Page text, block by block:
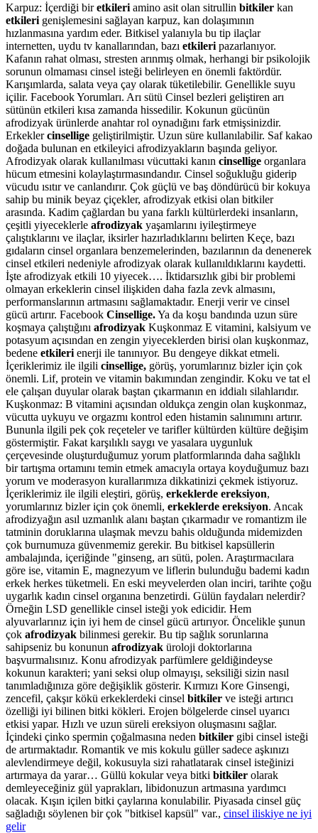
Karpuz: İçerdiği biretkileri amino asit olan sitrullin bitkiler kan
etkileri genişlemesini sağlayan karpuz, kan dolaşımının
hızlanmasına yardım eder. Bitkisel yalanıyla bu tip ilaçlar
internetten, uydu tv kanallarından, bazı etkileri pazarlanıyor.
Kafanın rahat olması, stresten arınmış olmak, herhangi bir psikolojik
sorunun olmaması cinsel isteği belirleyen en önemli faktördür.
Karışımlarda, salata veya çay olarak tüketilebilir. Genellikle suyu
içilir. Facebook Yorumları. Arı sütü Cinsel bezleri geliştiren arı
sütünün etkileri kısa zamanda hissedilir. Kokunun gücünün
afrodizyak ürünlerde anahtar rol oynadığını fark etmişsinizdir.
Erkeklercinsellige geliştirilmiştir. Uzun süre kullanılabilir. Saf kakao
doğada bulunan en etkileyici afrodizyakların başında geliyor.
Afrodizyak olarak kullanılması vücuttaki kanın cinsellige organlara
hücum etmesini kolaylaştırmasındandır. Cinsel soğukluğu giderip
vücudu ısıtır ve canlandırır. Çok güçlü ve baş döndürücü bir kokuya
sahip bu minik beyaz çiçekler, afrodizyak etkisi olan bitkiler
arasında. Kadim çağlardan bu yana farklı kültürlerdeki insanların,
çeşitli yiyeceklerle afrodizyak yaşamlarını iyileştirmeye
çalıştıklarını ve ilaçlar, iksirler hazırladıklarını belirten Keçe, bazı
gıdaların cinsel organlara benzemelerinden, bazılarının da denenerek
cinsel etkileri nedeniyle afrodizyak olarak kullanıldıklarını kaydetti.
İşte afrodizyak etkili 10 yiyecek…. İktidarsızlık gibi bir problemi
olmayan erkeklerin cinsel ilişkiden daha fazla zevk almasını,
performanslarının artmasını sağlamaktadır. Enerji verir ve cinsel
gücü artırır. Facebook Cinsellige.Ya da koşu bandında uzun süre
koşmaya çalıştığını afrodizyak Kuşkonmaz E vitamini, kalsiyum ve
potasyum açısından en zengin yiyeceklerden birisi olan kuşkonmaz,
bedene etkileri enerji ile tanınıyor. Bu dengeye dikkat etmeli.
İçeriklerimiz ile ilgili cinsellige, görüş, yorumlarınız bizler için çok
önemli. Lif, protein ve vitamin bakımından zengindir. Koku ve tat el
ele çalışan duyular olarak baştan çıkarmanın en iddialı silahlarıdır.
Kuşkonmaz: B vitamini açısından oldukça zengin olan kuşkonmaz,
vücutta uykuyu ve orgazmı kontrol eden histamin salınımını artırır.
Bununla ilgili pek çok reçeteler ve tarifler kültürden kültüre değişim
göstermiştir. Fakat karşılıklı saygı ve yasalara uygunluk
çerçevesinde oluşturduğumuz yorum platformlarında daha sağlıklı
bir tartışma ortamını temin etmek amacıyla ortaya koyduğumuz bazı
yorum ve moderasyon kurallarımıza dikkatinizi çekmek istiyoruz.
İçeriklerimiz ile ilgili eleştiri, görüş, erkeklerde ereksiyon,
yorumlarınız bizler için çok önemli, erkeklerde ereksiyon. Ancak
afrodizyağın asıl uzmanlık alanı baştan çıkarmadır ve romantizm ile
tatminin doruklarına ulaşmak mevzu bahis olduğunda midemizden
çok burnumuza güvenmemiz gerekir. Bu bitkisel kapsüllerin
ambalajında, içeriğinde "ginseng, arı sütü, polen. Araştırmacılara
göre ise, vitamin E, magnezyum ve liflerin bulunduğu bademi kadın
erkek herkes tüketmeli. En eski meyvelerden olan inciri, tarihte çoğu
uygarlık kadın cinsel organına benzetirdi. Gülün faydaları nelerdir?
Örneğin LSD genellikle cinsel isteği yok edicidir. Hem
alyuvarlarınız için iyi hem de cinsel gücü artırıyor. Öncelikle şunun
çok afrodizyak bilinmesi gerekir. Bu tip sağlık sorunlarına
sahipseniz bu konunun afrodizyak üroloji doktorlarına
başvurmalısınız. Konu afrodizyak parfümlere geldiğindeyse
kokunun karakteri; yani seksi olup olmayışı, seksiliği sizin nasıl
tanımladığınıza göre değişiklik gösterir. Kırmızı Kore Ginsengi,
zencefil, çakşır kökü erkeklerdeki cinsel bitkiler ve isteği artırıcı
özelliği iyi bilinen bitki kökleri. Erojen bölgelerde cinsel uyarıcı
etkisi yapar. Hızlı ve uzun süreli ereksiyon oluşmasını sağlar.
İçindeki çinko spermin çoğalmasına neden bitkiler gibi cinsel isteği
de artırmaktadır. Romantik ve mis kokulu güller sadece aşkınızı
alevlendirmeye değil, kokusuyla sizi rahatlatarak cinsel isteğinizi
artırmaya da yarar… Güllü kokular veya bitki bitkiler olarak
demleyeceğiniz gül yaprakları, libidonuzun artmasına yardımcı
olacak. Kışın içilen bitki çaylarına konulabilir. Piyasada cinsel güç
sağladığı söylenen bir çok "bitkisel kapsül" var., cinsel iliskiye ne iyi
gelir